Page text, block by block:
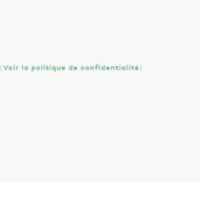
(Voir la politique de confidentialité)